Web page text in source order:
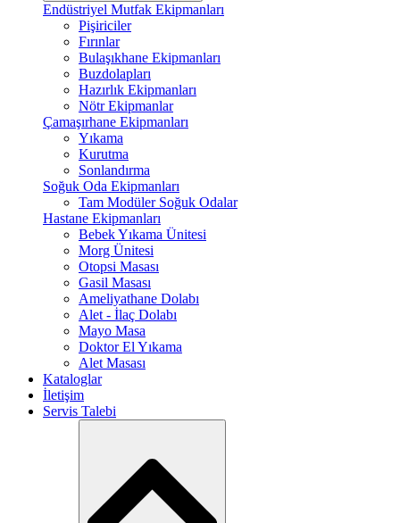
Endüstriyel Mutfak Ekipmanları
Pişiriciler
Fırınlar
Bulaşıkhane Ekipmanları
Buzdolapları
Hazırlık Ekipmanları
Nötr Ekipmanlar
Çamaşırhane Ekipmanları
Yıkama
Kurutma
Sonlandırma
Soğuk Oda Ekipmanları
Tam Modüler Soğuk Odalar
Hastane Ekipmanları
Bebek Yıkama Ünitesi
Morg Ünitesi
Otopsi Masası
Gasil Masası
Ameliyathane Dolabı
Alet - İlaç Dolabı
Mayo Masa
Doktor El Yıkama
Alet Masası
Kataloglar
İletişim
Servis Talebi